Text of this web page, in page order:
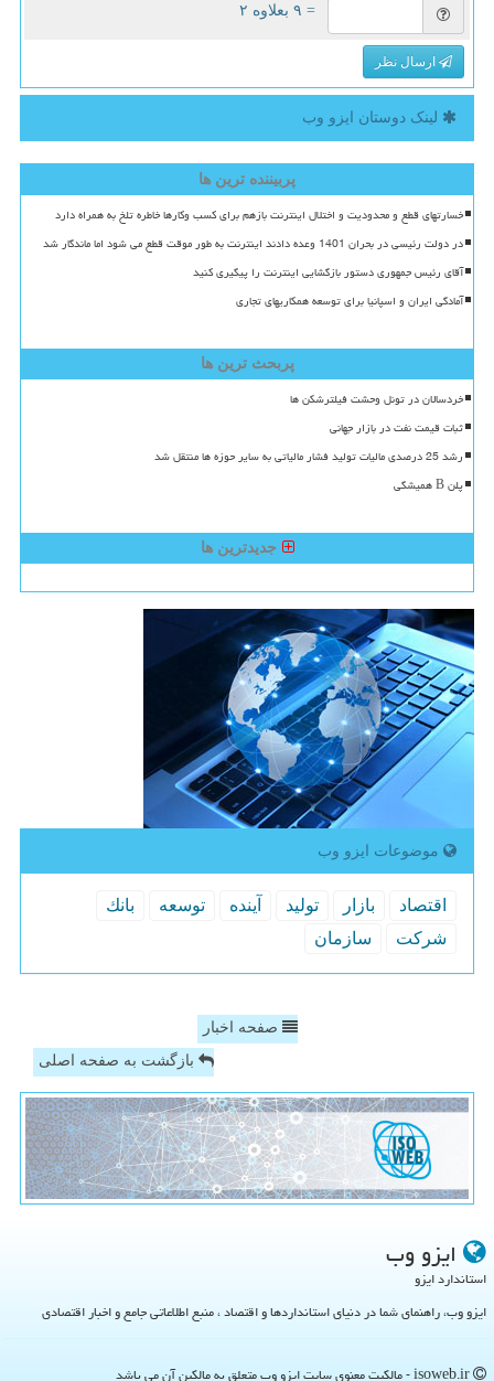
= ۹ بعلاوه ۲
ارسال نظر
لینک دوستان ایزو وب
پربیننده ترین ها
خسارتهای قطع و محدودیت و اختلال اینترنت بازهم برای کسب وکارها خاطره تلخ به همراه دارد
در دولت رئیسی در بحران 1401 وعده دادند اینترنت به طور موقت قطع می شود اما ماندگار شد
آقای رئیس جمهوری دستور بازگشایی اینترنت را پیگیری کنید
آمادگی ایران و اسپانیا برای توسعه همکاریهای تجاری
پربحث ترین ها
خردسالان در تونل وحشت فیلترشکن ها
ثبات قیمت نفت در بازار جهانی
رشد 25 درصدی مالیات تولید فشار مالیاتی به سایر حوزه ها منتقل شد
پلن B همیشگی
جدیدترین ها
موضوعات ایزو وب
اقتصاد بازار تولید آینده توسعه
بانك
شركت
سازمان
صفحه اخبار
بازگشت به صفحه اصلی
ایزو وب
استاندارد ایزو
ایزو وب، راهنمای شما در دنیای استانداردها و اقتصاد ، منبع اطلاعاتی جامع و اخبار اقتصادی